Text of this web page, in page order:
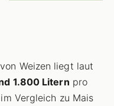
Weizen liegt laut
1.800 Litern pro
Vergleich zu Mais